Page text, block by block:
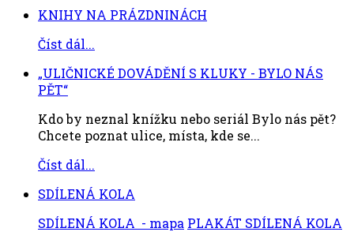
KNIHY NA PRÁZDNINÁCH
Číst dál...
„ULIČNICKÉ DOVÁDĚNÍ S KLUKY - BYLO NÁS
PĚT“
Kdo by neznal knížku nebo seriál Bylo nás pět?
Chcete poznat ulice, místa, kde se...
Číst dál...
SDÍLENÁ KOLA
SDÍLENÁ KOLA - mapa PLAKÁT SDÍLENÁ KOLA